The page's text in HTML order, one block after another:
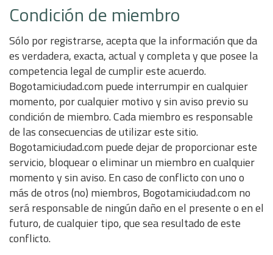
Condición de miembro
Sólo por registrarse, acepta que la información que da
es verdadera, exacta, actual y completa y que posee la
competencia legal de cumplir este acuerdo.
Bogotamiciudad.com puede interrumpir en cualquier
momento, por cualquier motivo y sin aviso previo su
condición de miembro. Cada miembro es responsable
de las consecuencias de utilizar este sitio.
Bogotamiciudad.com puede dejar de proporcionar este
servicio, bloquear o eliminar un miembro en cualquier
momento y sin aviso. En caso de conflicto con uno o
más de otros (no) miembros, Bogotamiciudad.com no
será responsable de ningún daño en el presente o en el
futuro, de cualquier tipo, que sea resultado de este
conflicto.